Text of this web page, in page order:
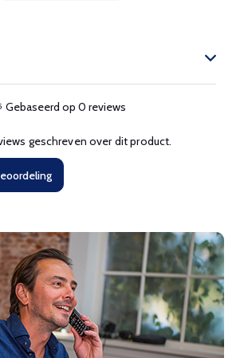
Gebaseerd op 0 reviews
geschreven over dit product.